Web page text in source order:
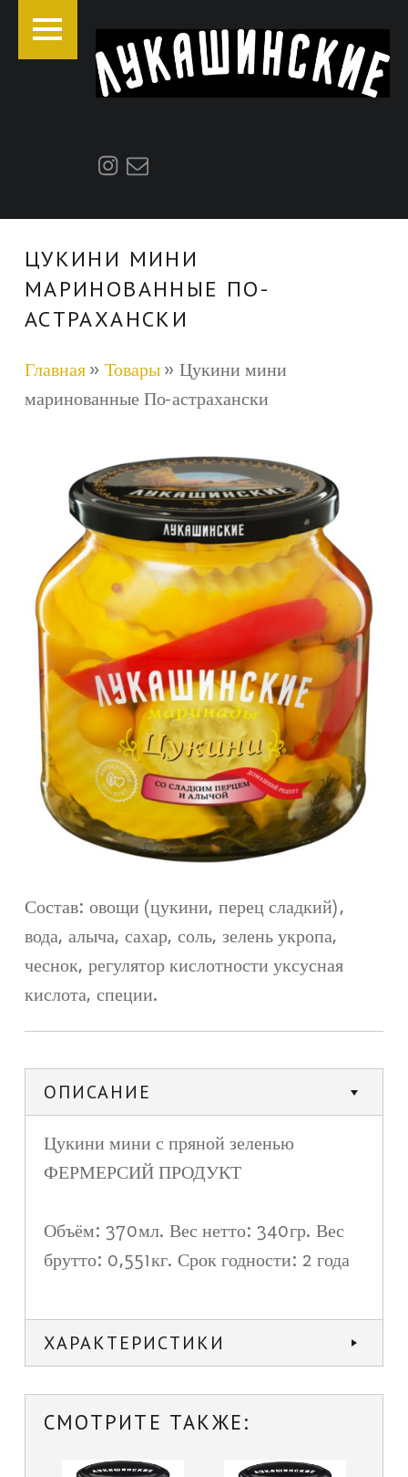
ЦУКИНИ МИНИ
МАРИНОВАННЫЕ ПО-
АСТРАХАНСКИ
Главная» Товары» Цукини мини
маринованные По-астрахански
Состав: овощи (цукини, перец сладкий),
вода, алыча, сахар, соль, зелень укропа,
чеснок, регулятор кислотности уксусная
кислота, специи.
ОПИСАНИЕ
Цукини мини с пряной зеленью
ФЕРМЕРСИЙ ПРОДУКТ
Объём: 370мл. Вес нетто: 340гр. Вес
брутто: 0,551кг. Срок годности: 2 года
ХАРАКТЕРИСТИКИ
СМОТРИТЕ ТАКЖЕ: